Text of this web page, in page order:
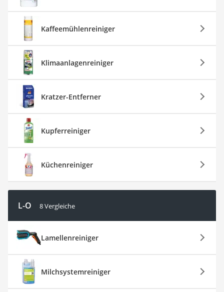
Kaffeemühlenreiniger
Klimaanlagenreiniger
Kratzer-Entferner
Kupferreiniger
Küchenreiniger
L-O 8 Vergleiche
Lamellenreiniger
Milchsystemreiniger